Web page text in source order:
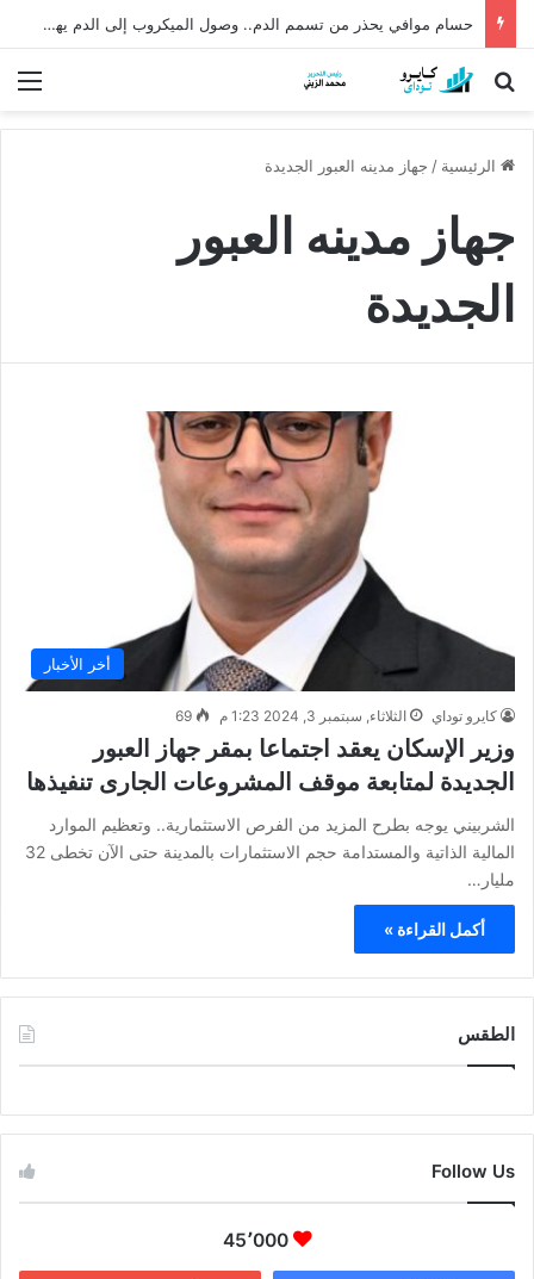
حسام موافي يحذر من تسمم الدم.. وصول الميكروب إلى الدم يهدد الحياة
بحث عن
الرئيسية / جهاز مدينه العبور الجديدة
جهاز مدينه العبور
الجديدة
أخر الأخبار
كايرو توداي الثلاثاء, سبتمبر 3, 2024 1:23 م 69
وزير الإسكان يعقد اجتماعا بمقر جهاز العبور
الجديدة لمتابعة موقف المشروعات الجارى تنفيذها
الشربيني يوجه بطرح المزيد من الفرص الاستثمارية.. وتعظيم الموارد
المالية الذاتية والمستدامة حجم الاستثمارات بالمدينة حتى الآن تخطى 32
مليار…
أكمل القراءة »
الطقس
Follow Us
45٬000